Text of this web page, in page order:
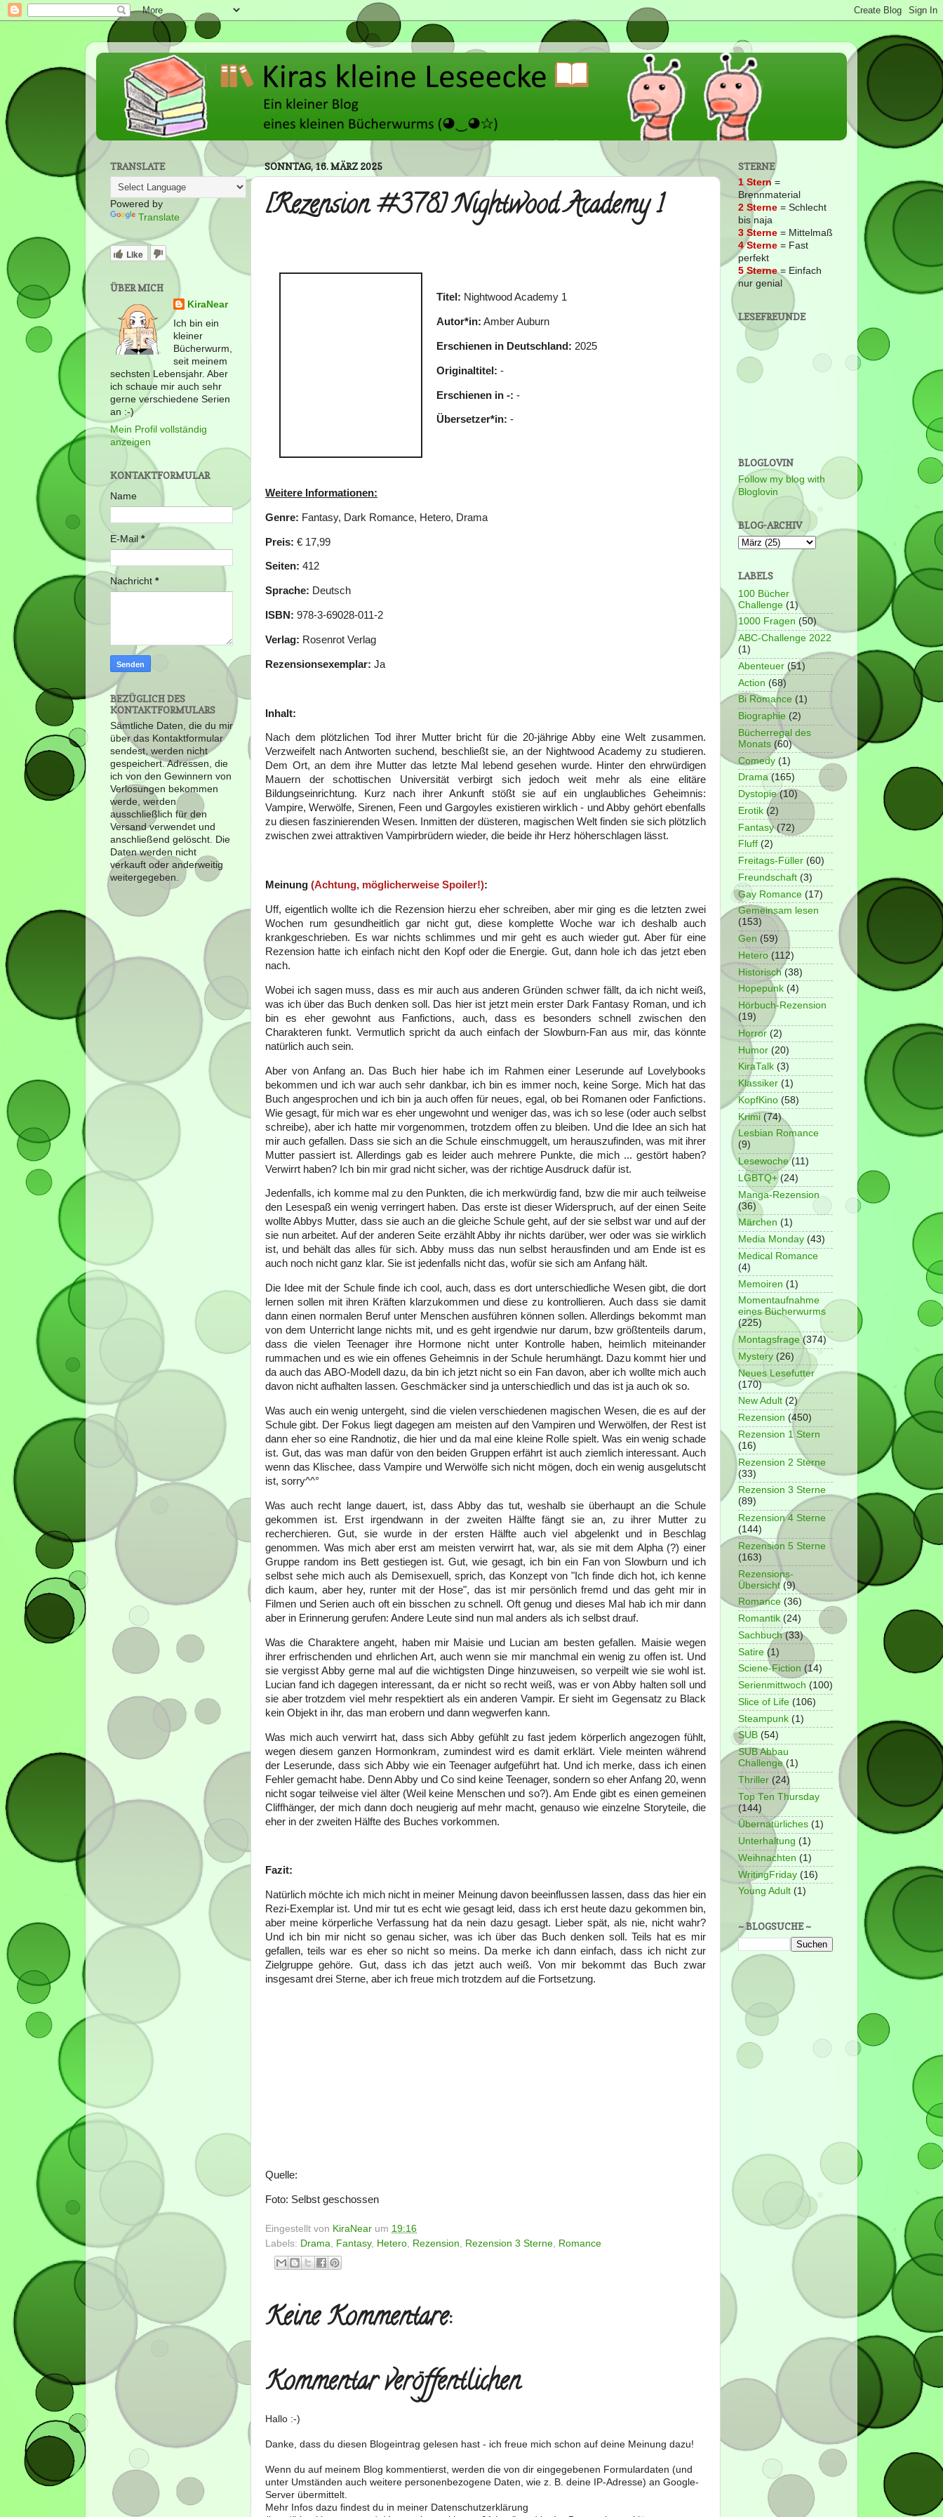
SONNTAG, 16. MÄRZ 2025
[Rezension #378] Nightwood Academy 1
Titel: Nightwood Academy 1
Autor*in: Amber Auburn
Erschienen in Deutschland: 2025
Originaltitel: -
Erschienen in -: -
Übersetzer*in: -
Weitere Informationen:
Genre: Fantasy, Dark Romance, Hetero, Drama
Preis: € 17,99
Seiten: 412
Sprache: Deutsch
ISBN: 978-3-69028-011-2
Verlag: Rosenrot Verlag
Rezensionsexemplar: Ja
Inhalt:
Nach dem plötzlichen Tod ihrer Mutter bricht für die 20-jährige Abby eine Welt zusammen.
Verzweifelt nach Antworten suchend, beschließt sie, an der Nightwood Academy zu studieren.
Dem Ort, an dem ihre Mutter das letzte Mal lebend gesehen wurde. Hinter den ehrwürdigen
Mauern der schottischen Universität verbirgt sich jedoch weit mehr als eine elitäre
Bildungseinrichtung. Kurz nach ihrer Ankunft stößt sie auf ein unglaubliches Geheimnis:
Vampire, Werwölfe, Sirenen, Feen und Gargoyles existieren wirklich - und Abby gehört ebenfalls
zu diesen faszinierenden Wesen. Inmitten der düsteren, magischen Welt finden sie sich plötzlich
zwischen zwei attraktiven Vampirbrüdern wieder, die beide ihr Herz höherschlagen lässt.
Meinung (Achtung, möglicherweise Spoiler!):
Uff, eigentlich wollte ich die Rezension hierzu eher schreiben, aber mir ging es die letzten zwei
Wochen rum gesundheitlich gar nicht gut, diese komplette Woche war ich deshalb auch
krankgeschrieben. Es war nichts schlimmes und mir geht es auch wieder gut. Aber für eine
Rezension hatte ich einfach nicht den Kopf oder die Energie. Gut, dann hole ich das jetzt eben
nach.
Wobei ich sagen muss, dass es mir auch aus anderen Gründen schwer fällt, da ich nicht weiß,
was ich über das Buch denken soll. Das hier ist jetzt mein erster Dark Fantasy Roman, und ich
bin es eher gewohnt aus Fanfictions, auch, dass es besonders schnell zwischen den
Charakteren funkt. Vermutlich spricht da auch einfach der Slowburn-Fan aus mir, das könnte
natürlich auch sein.
Aber von Anfang an. Das Buch hier habe ich im Rahmen einer Leserunde auf Lovelybooks
bekommen und ich war auch sehr dankbar, ich bin es immer noch, keine Sorge. Mich hat das
Buch angesprochen und ich bin ja auch offen für neues, egal, ob bei Romanen oder Fanfictions.
Wie gesagt, für mich war es eher ungewohnt und weniger das, was ich so lese (oder auch selbst
schreibe), aber ich hatte mir vorgenommen, trotzdem offen zu bleiben. Und die Idee an sich hat
mir auch gefallen. Dass sie sich an die Schule einschmuggelt, um herauszufinden, was mit ihrer
Mutter passiert ist. Allerdings gab es leider auch mehrere Punkte, die mich ... gestört haben?
Verwirrt haben? Ich bin mir grad nicht sicher, was der richtige Ausdruck dafür ist.
Jedenfalls, ich komme mal zu den Punkten, die ich merkwürdig fand, bzw die mir auch teilweise
den Lesespaß ein wenig verringert haben. Das erste ist dieser Widerspruch, auf der einen Seite
wollte Abbys Mutter, dass sie auch an die gleiche Schule geht, auf der sie selbst war und auf der
sie nun arbeitet. Auf der anderen Seite erzählt Abby ihr nichts darüber, wer oder was sie wirklich
ist, und behält das alles für sich. Abby muss das nun selbst herausfinden und am Ende ist es
auch noch nicht ganz klar. Sie ist jedenfalls nicht das, wofür sie sich am Anfang hält.
Die Idee mit der Schule finde ich cool, auch, dass es dort unterschiedliche Wesen gibt, die dort
lernen sollen mit ihren Kräften klarzukommen und diese zu kontrollieren. Auch dass sie damit
dann einen normalen Beruf unter Menschen ausführen können sollen. Allerdings bekommt man
von dem Unterricht lange nichts mit, und es geht irgendwie nur darum, bzw größtenteils darum,
dass die vielen Teenager ihre Hormone nicht unter Kontrolle haben, heimlich miteinander
rummachen und es wie ein offenes Geheimnis in der Schule herumhängt. Dazu kommt hier und
da auch das ABO-Modell dazu, da bin ich jetzt nicht so ein Fan davon, aber ich wollte mich auch
davon nicht aufhalten lassen. Geschmäcker sind ja unterschiedlich und das ist ja auch ok so.
Was auch ein wenig untergeht, sind die vielen verschiedenen magischen Wesen, die es auf der
Schule gibt. Der Fokus liegt dagegen am meisten auf den Vampiren und Werwölfen, der Rest ist
dann eher so eine Randnotiz, die hier und da mal eine kleine Rolle spielt. Was ein wenig schade
ist. Gut, das was man dafür von den beiden Gruppen erfährt ist auch ziemlich interessant. Auch
wenn das Klischee, dass Vampire und Werwölfe sich nicht mögen, doch ein wenig ausgelutscht
ist, sorry^^°
Was auch recht lange dauert, ist, dass Abby das tut, weshalb sie überhaupt an die Schule
gekommen ist. Erst irgendwann in der zweiten Hälfte fängt sie an, zu ihrer Mutter zu
recherchieren. Gut, sie wurde in der ersten Hälfte auch viel abgelenkt und in Beschlag
genommen. Was mich aber erst am meisten verwirrt hat, war, als sie mit dem Alpha (?) einer
Gruppe random ins Bett gestiegen ist. Gut, wie gesagt, ich bin ein Fan von Slowburn und ich
selbst sehe mich auch als Demisexuell, sprich, das Konzept von "Ich finde dich hot, ich kenne
dich kaum, aber hey, runter mit der Hose", das ist mir persönlich fremd und das geht mir in
Filmen und Serien auch oft ein bisschen zu schnell. Oft genug und dieses Mal hab ich mir dann
aber in Erinnerung gerufen: Andere Leute sind nun mal anders als ich selbst drauf.
Was die Charaktere angeht, haben mir Maisie und Lucian am besten gefallen. Maisie wegen
ihrer erfrischenden und ehrlichen Art, auch wenn sie mir manchmal ein wenig zu offen ist. Und
sie vergisst Abby gerne mal auf die wichtigsten Dinge hinzuweisen, so verpeilt wie sie wohl ist.
Lucian fand ich dagegen interessant, da er nicht so recht weiß, was er von Abby halten soll und
sie aber trotzdem viel mehr respektiert als ein anderen Vampir. Er sieht im Gegensatz zu Black
kein Objekt in ihr, das man erobern und dann wegwerfen kann.
Was mich auch verwirrt hat, dass sich Abby gefühlt zu fast jedem körperlich angezogen fühlt,
wegen diesem ganzen Hormonkram, zumindest wird es damit erklärt. Viele meinten während
der Leserunde, dass sich Abby wie ein Teenager aufgeführt hat. Und ich merke, dass ich einen
Fehler gemacht habe. Denn Abby und Co sind keine Teenager, sondern so eher Anfang 20, wenn
nicht sogar teilweise viel älter (Weil keine Menschen und so?). Am Ende gibt es einen gemeinen
Cliffhänger, der mich dann doch neugierig auf mehr macht, genauso wie einzelne Storyteile, die
eher in der zweiten Hälfte des Buches vorkommen.
Fazit:
Natürlich möchte ich mich nicht in meiner Meinung davon beeinflussen lassen, dass das hier ein
Rezi-Exemplar ist. Und mir tut es echt wie gesagt leid, dass ich erst heute dazu gekommen bin,
aber meine körperliche Verfassung hat da nein dazu gesagt. Lieber spät, als nie, nicht wahr?
Und ich bin mir nicht so genau sicher, was ich über das Buch denken soll. Teils hat es mir
gefallen, teils war es eher so nicht so meins. Da merke ich dann einfach, dass ich nicht zur
Zielgruppe gehöre. Gut, dass ich das jetzt auch weiß. Von mir bekommt das Buch zwar
insgesamt drei Sterne, aber ich freue mich trotzdem auf die Fortsetzung.
Quelle:
Foto: Selbst geschossen
Eingestellt von KiraNear um 19:16
Labels: Drama, Fantasy, Hetero, Rezension, Rezension 3 Sterne, Romance
Keine Kommentare:
Kommentar veröffentlichen
Hallo :-)
Danke, dass du diesen Blogeintrag gelesen hast - ich freue mich schon auf deine Meinung dazu!
Wenn du auf meinem Blog kommentierst, werden die von dir eingegebenen Formulardaten (und
unter Umständen auch weitere personenbezogene Daten, wie z. B. deine IP-Adresse) an Google-
Server übermittelt.
Mehr Infos dazu findest du in meiner Datenschutzerklärung
TRANSLATE
Powered by
Translate
Like
ÜBER MICH
KiraNear
Ich bin ein
kleiner
Bücherwurm,
seit meinem
sechsten Lebensjahr. Aber
ich schaue mir auch sehr
gerne verschiedene Serien
an :-)
Mein Profil vollständig
anzeigen
KONTAKTFORMULAR
Name
E-Mail *
Nachricht *
BEZÜGLICH DES
KONTAKTFORMULARS
Sämtliche Daten, die du mir
über das Kontaktformular
sendest, werden nicht
gespeichert. Adressen, die
ich von den Gewinnern von
Verlosungen bekommen
werde, werden
ausschließlich für den
Versand verwendet und
anschließend gelöscht. Die
Daten werden nicht
verkauft oder anderweitig
weitergegeben.
STERNE
1 Stern =
Brennmaterial
2 Sterne = Schlecht
bis naja
3 Sterne = Mittelmaß
4 Sterne = Fast
perfekt
5 Sterne= Einfach
nur genial
LESEFREUNDE
BLOGLOVIN
Follow my blog with
Bloglovin
BLOG-ARCHIV
LABELS
100 Bücher
Challenge (1)
1000 Fragen (50)
ABC-Challenge 2022
(1)
Abenteuer (51)
Action (68)
Bi Romance (1)
Biographie (2)
Bücherregal des
Monats (60)
Comedy (1)
Drama (165)
Dystopie (10)
Erotik (2)
Fantasy (72)
Fluff (2)
Freitags-Füller (60)
Freundschaft (3)
Gay Romance (17)
Gemeinsam lesen
(153)
Gen (59)
Hetero (112)
Historisch (38)
Hopepunk (4)
Hörbuch-Rezension
(19)
Horror (2)
Humor (20)
KiraTalk (3)
Klassiker (1)
KopfKino (58)
Krimi (74)
Lesbian Romance
(9)
Lesewoche (11)
LGBTQ+ (24)
Manga-Rezension
(36)
Märchen (1)
Media Monday (43)
Medical Romance
(4)
Memoiren (1)
Momentaufnahme
eines Bücherwurms
(225)
Montagsfrage (374)
Mystery (26)
Neues Lesefutter
(170)
New Adult (2)
Rezension (450)
Rezension 1 Stern
(16)
Rezension 2 Sterne
(33)
Rezension 3 Sterne
(89)
Rezension 4 Sterne
(144)
Rezension 5 Sterne
(163)
Rezensions-
Übersicht (9)
Romance (36)
Romantik (24)
Sachbuch (33)
Satire (1)
Sciene-Fiction (14)
Serienmittwoch (100)
Slice of Life (106)
Steampunk (1)
SUB (54)
SUB Abbau
Challenge (1)
Thriller (24)
Top Ten Thursday
(144)
Übernatürliches (1)
Unterhaltung (1)
Weihnachten (1)
WritingFriday (16)
Young Adult (1)
~ BLOGSUCHE ~